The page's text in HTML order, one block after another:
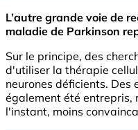
L’autre grande voie de
maladie de Parkinson
Sur le principe, des
d'utiliser la thérapie
neurones déficients. Des
également été entrepris,
l'instant, moins